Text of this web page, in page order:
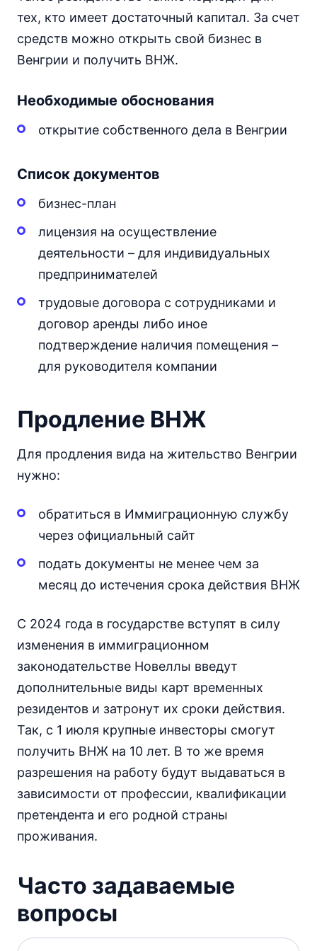
тех, кто имеет достаточный капитал. За счет
средств можно открыть свой бизнес в
Венгрии и получить ВНЖ.
Необходимые обоснования
открытие собственного дела в Венгрии
Список документов
бизнес-план
лицензия на осуществление
деятельности – для индивидуальных
предпринимателей
трудовые договора с сотрудниками и
договор аренды либо иное
подтверждение наличия помещения –
для руководителя компании
Продление ВНЖ
Для продления вида на жительство Венгрии
нужно:
обратиться в Иммиграционную службу
через официальный сайт
подать документы не менее чем за
месяц до истечения срока действия ВНЖ
С 2024 года в государстве вступят в силу
изменения в иммиграционном
законодательстве Новеллы введут
дополнительные виды карт временных
резидентов и затронут их сроки действия.
Так, с 1 июля крупные инвесторы смогут
получить ВНЖ на 10 лет. В то же время
разрешения на работу будут выдаваться в
зависимости от профессии, квалификации
претендента и его родной страны
проживания.
Часто задаваемые
вопросы